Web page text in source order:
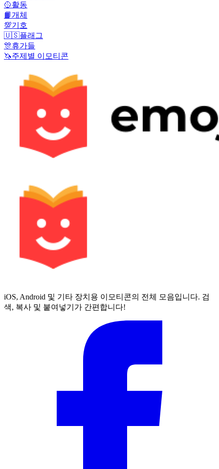
🥎활동
📙개체
💯기호
🇺🇸플래그
🎊휴가들
🦄주제별 이모티콘
iOS, Android 및 기타 장치용 이모티콘의 전체 모음입니다. 검
색, 복사 및 붙여넣기가 간편합니다!